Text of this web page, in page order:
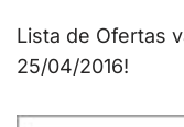
Lista de Ofertas
25/04/2016!